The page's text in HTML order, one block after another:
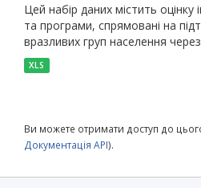
Цей набір даних містить оцінку
та програми, спрямовані на
вразливих груп населення
XLS
Ви можете отримати доступ до
Документація API).